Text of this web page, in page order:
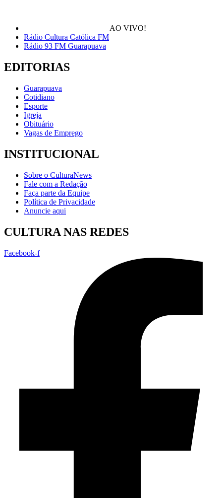
AO VIVO!
Rádio Cultura Católica FM
Rádio 93 FM Guarapuava
EDITORIAS
Guarapuava
Cotidiano
Esporte
Igreja
Obituário
Vagas de Emprego
INSTITUCIONAL
Sobre o CulturaNews
Fale com a Redação
Faça parte da Equipe
Política de Privacidade
Anuncie aqui
CULTURA NAS REDES
Facebook-f